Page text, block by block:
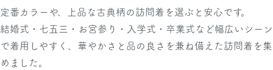
定番カラーや、上品な古典柄の訪問着を選ぶと安心です。
結婚式・七五三・お宮参り・入学式・卒業式など幅広いシーン
で着用しやすく、華やかさと品の良さを兼ね備えた訪問着を集
めました。